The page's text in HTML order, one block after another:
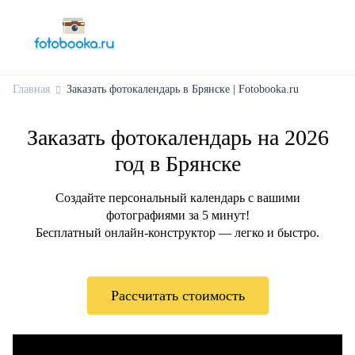
Главная Заказать фотокалендарь в Брянске | Fotobooka.ru
Заказать фотокалендарь на 2026
год в Брянске
Создайте персональный календарь с вашими
фотографиями за 5 минут!
Бесплатный онлайн-конструктор — легко и быстро.
Рассчитать стоимость